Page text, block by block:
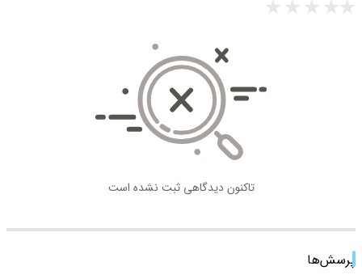
تاکنون دیدگاهی ثبت نشده است
پرسش‌ها